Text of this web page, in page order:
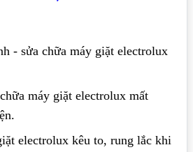
- sửa chữa máy giặt electrolux
máy giặt electrolux mất
electrolux kêu to, rung lắc khi